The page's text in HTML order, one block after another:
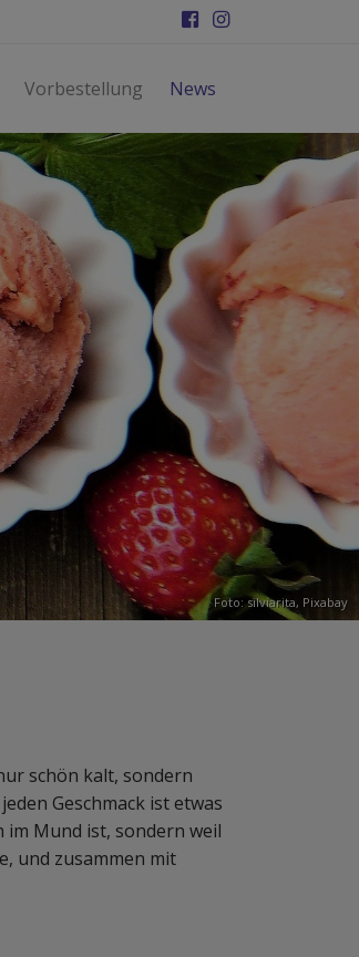
Vorbestellung News
Foto: silviarita, Pixabay
schön kalt, sondern
Geschmack ist etwas
im Mund ist, sondern weil
und zusammen mit